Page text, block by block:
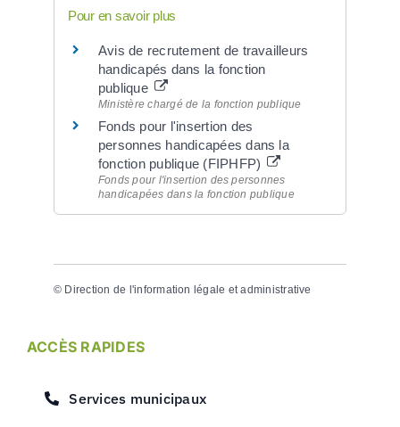
Pour en savoir plus
Avis de recrutement de travailleurs
handicapés dans la fonction
publique
Ministère chargé de la fonction publique
Fonds pour l'insertion des
personnes handicapées dans la
fonction publique (FIPHFP)
Fonds pour l'insertion des personnes
handicapées dans la fonction publique
© Direction de l'information légale et administrative
ACCÈS RAPIDES
Services municipaux